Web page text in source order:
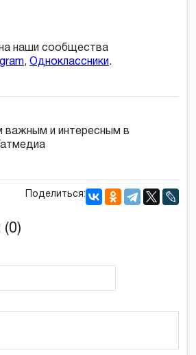
наши сообщества
, Одноклассники .
важным и интересным в
Поделиться:
(0)